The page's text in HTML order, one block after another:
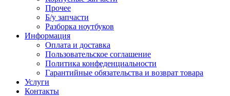
Прочее
Б/у запчасти
Разборка ноутбуков
Информация
Оплата и доставка
Пользовательское соглашение
Политика конфеденциальности
Гарантийные обязательства и возврат товара
Услуги
Контакты